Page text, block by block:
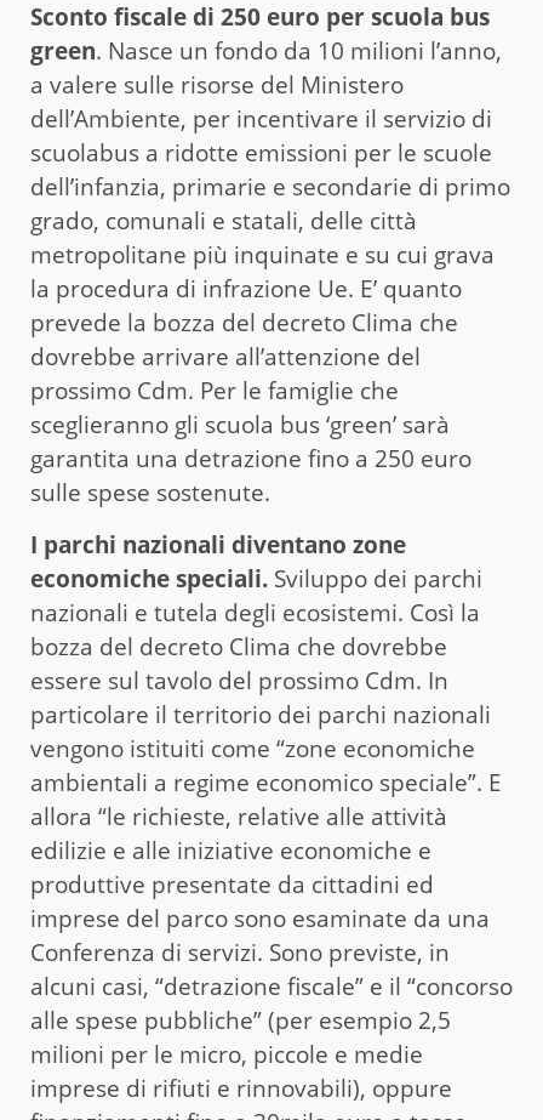
Sconto fiscale di 250 euro per scuola bus
green. Nasce un fondo da 10 milioni l’anno,
a valere sulle risorse del Ministero
dell’Ambiente, per incentivare il servizio di
scuolabus a ridotte emissioni per le scuole
dell’infanzia, primarie e secondarie di primo
grado, comunali e statali, delle città
metropolitane più inquinate e su cui grava
la procedura di infrazione Ue. E’ quanto
prevede la bozza del decreto Clima che
dovrebbe arrivare all’attenzione del
prossimo Cdm. Per le famiglie che
sceglieranno gli scuola bus ‘green’ sarà
garantita una detrazione fino a 250 euro
sulle spese sostenute.
I parchi nazionali diventano zone
economiche speciali. Sviluppo dei parchi
nazionali e tutela degli ecosistemi. Così la
bozza del decreto Clima che dovrebbe
essere sul tavolo del prossimo Cdm. In
particolare il territorio dei parchi nazionali
vengono istituiti come “zone economiche
ambientali a regime economico speciale”. E
allora “le richieste, relative alle attività
edilizie e alle iniziative economiche e
produttive presentate da cittadini ed
imprese del parco sono esaminate da una
Conferenza di servizi. Sono previste, in
alcuni casi, “detrazione fiscale” e il “concorso
alle spese pubbliche” (per esempio 2,5
milioni per le micro, piccole e medie
imprese di rifiuti e rinnovabili), oppure